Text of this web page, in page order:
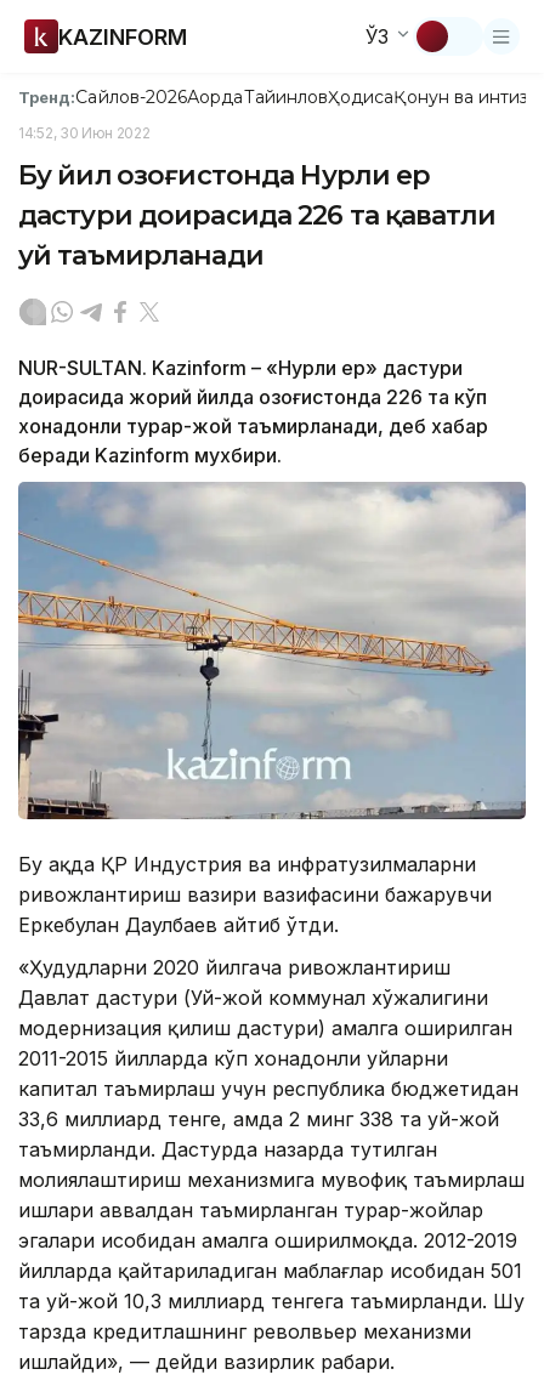
KAZINFORM ЎЗ
Тренд:Сайлов-2026АқордаТайинловҲодисаҚонун ва
14:52, 30 Июн 2022
Бу йил Қозоғистонда Нурли ер
дастури доирасида 226 та қаватли
уй таъмирланади
NUR-SULTAN. Kazinform – «Нурли ер» дастури
доирасида жорий йилда Қозоғистонда 226 та кўп
хонадонли турар-жой таъмирланади, деб хабар
беради Kazinform мухбири.
Бу ҳақда ҚР Индустрия ва инфратузилмаларни
ривожлантириш вазири вазифасини бажарувчи
Еркебулан Даулбаев айтиб ўтди.
«Ҳудудларни 2020 йилгача ривожлантириш
Давлат дастури (Уй-жой коммунал хўжалигини
модернизация қилиш дастури) амалга оширилган
2011-2015 йилларда кўп хонадонли уйларни
капитал таъмирлаш учун республика бюджетидан
33,6 миллиард тенге, ҳамда 2 минг 338 та уй-жой
таъмирланди. Дастурда назарда тутилган
молиялаштириш механизмига мувофиқ таъмирлаш
ишлари аввалдан таъмирланган турар-жойлар
эгалари ҳисобидан амалга оширилмоқда. 2012-2019
йилларда қайтариладиган маблағлар ҳисобидан 501
та уй-жой 10,3 миллиард тенгега таъмирланди. Шу
тарзда кредитлашнинг револвьер механизми
ишлайди», — дейди вазирлик раҳбари.